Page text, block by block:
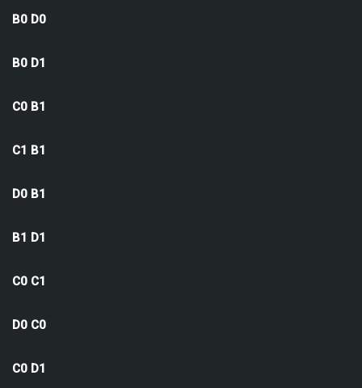
B0 D0
B0 D1
C0 B1
C1 B1
D0 B1
B1 D1
C0 C1
D0 C0
C0 D1